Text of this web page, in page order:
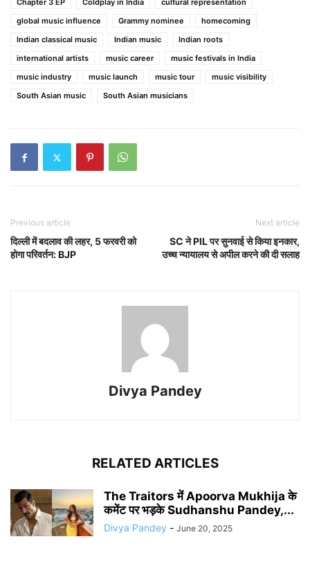
Chapter 3 EP Coldplay in India
cultural representation
global music influence
Grammy nominee
homecoming
Indian classical music
Indian music
Indian roots
international artists
music career
music festivals in India
music industry
music launch music tour
music visibility
South Asian music
South Asian musicians
Previous article
दिल्ली में बदलाव की लहर, 5 फरवरी को
होगा परिवर्तन: BJP
Next article
SC ने PIL पर सुनवाई से किया इनकार,
उच्च न्यायालय से अपील करने की दी सलाह
Divya Pandey
RELATED ARTICLES
The Traitors में Apoorva Mukhija के
कमेंट पर भड़के Sudhanshu Pandey,...
Divya Pandey - June 20, 2025